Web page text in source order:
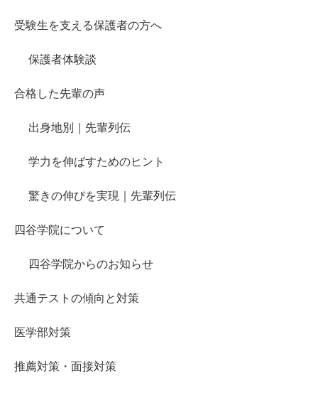
受験生を支える保護者の方へ
保護者体験談
合格した先輩の声
出身地別｜先輩列伝
学力を伸ばすためのヒント
驚きの伸びを実現｜先輩列伝
四谷学院について
四谷学院からのお知らせ
共通テストの傾向と対策
医学部対策
推薦対策・面接対策